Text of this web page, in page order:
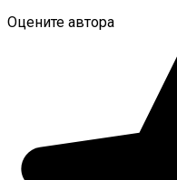
Оцените автора